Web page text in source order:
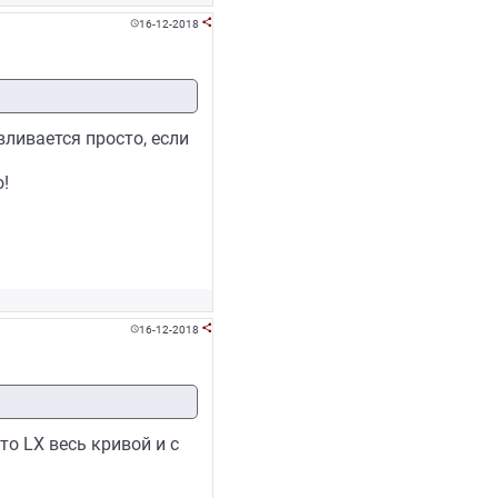
16-12-2018 
просто, если
16-12-2018 
LX весь кривой и с